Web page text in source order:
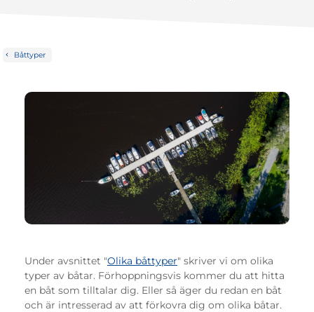
Båttyper
Under avsnittet "Olika båttyper" skriver vi om olika
typer av båtar. Förhoppningsvis kommer du att hitta
en båt som tilltalar dig. Eller så äger du redan en båt
och är intresserad av att förkovra dig om olika båtar.